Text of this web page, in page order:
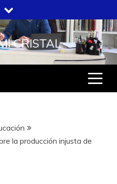
CRISTAL
la producción injusta de